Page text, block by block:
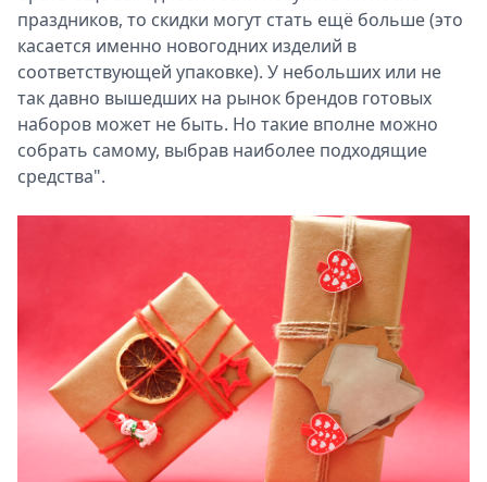
праздников, то скидки могут стать ещё больше (это
касается именно новогодних изделий в
соответствующей упаковке). У небольших или не
так давно вышедших на рынок брендов готовых
наборов может не быть. Но такие вполне можно
собрать самому, выбрав наиболее подходящие
средства".